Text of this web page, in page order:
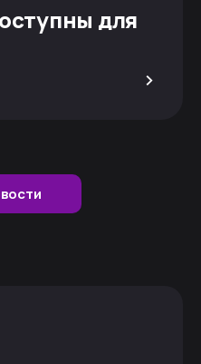
для
>